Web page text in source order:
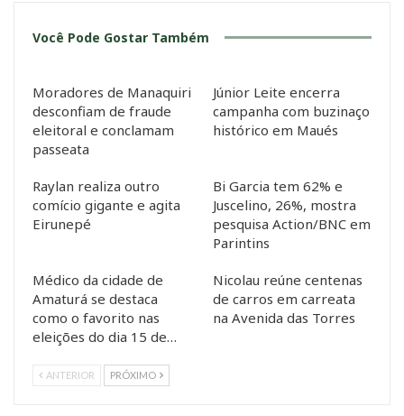
Você Pode Gostar Também
Moradores de Manaquiri
desconfiam de fraude
eleitoral e conclamam
passeata
Júnior Leite encerra
campanha com buzinaço
histórico em Maués
Raylan realiza outro
comício gigante e agita
Eirunepé
Bi Garcia tem 62% e
Juscelino, 26%, mostra
pesquisa Action/BNC em
Parintins
Médico da cidade de
Amaturá se destaca
como o favorito nas
eleições do dia 15 de…
Nicolau reúne centenas
de carros em carreata
na Avenida das Torres
ANTERIOR PRÓXIMO